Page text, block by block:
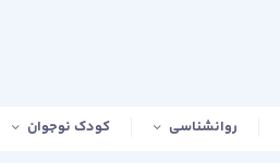
روانشناسی کودک نوجوان